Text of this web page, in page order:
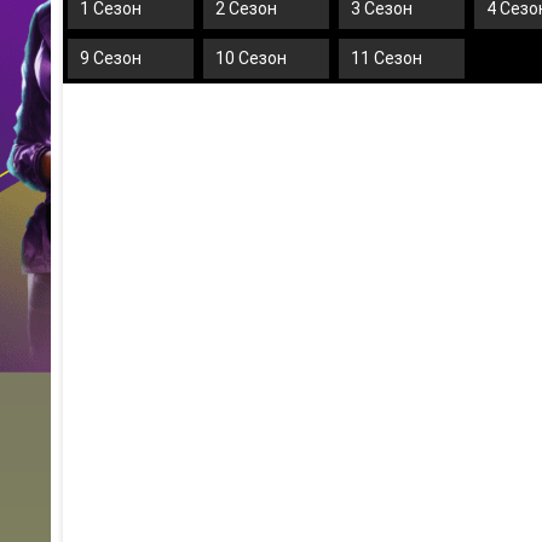
1 Сезон 2 Сезон 3 Сезон 4
9 Сезон 10 Сезон 11 Сезон